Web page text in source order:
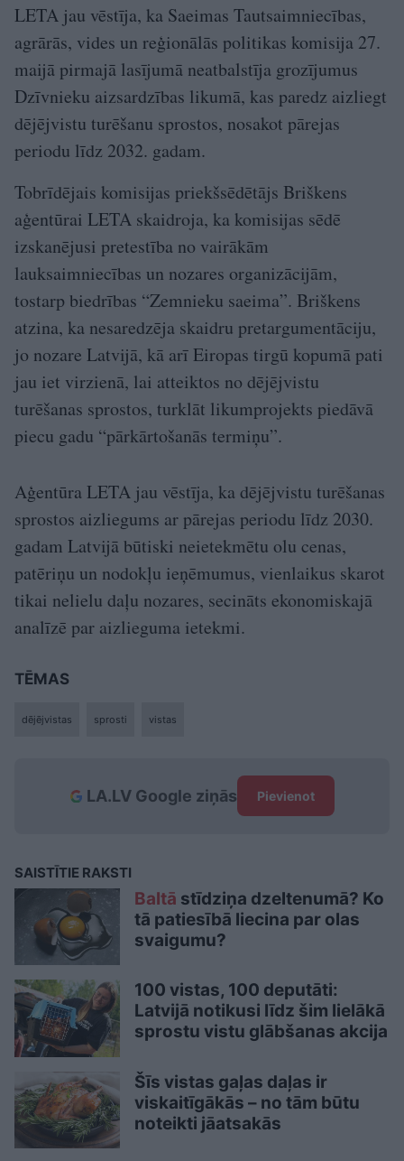
LETA jau vēstīja, ka Saeimas Tautsaimniecības,
agrārās, vides un reģionālās politikas komisija 27.
maijā pirmajā lasījumā neatbalstīja grozījumus
Dzīvnieku aizsardzības likumā, kas paredz aizliegt
dējējvistu turēšanu sprostos, nosakot pārejas
periodu līdz 2032. gadam.
Tobrīdējais komisijas priekšsēdētājs Briškens
aģentūrai LETA skaidroja, ka komisijas sēdē
izskanējusi pretestība no vairākām
lauksaimniecības un nozares organizācijām,
tostarp biedrības “Zemnieku saeima”. Briškens
atzina, ka nesaredzēja skaidru pretargumentāciju,
jo nozare Latvijā, kā arī Eiropas tirgū kopumā pati
jau iet virzienā, lai atteiktos no dējējvistu
turēšanas sprostos, turklāt likumprojekts piedāvā
piecu gadu “pārkārtošanās termiņu”.
Aģentūra LETA jau vēstīja, ka dējējvistu turēšanas
sprostos aizliegums ar pārejas periodu līdz 2030.
gadam Latvijā būtiski neietekmētu olu cenas,
patēriņu un nodokļu ieņēmumus, vienlaikus skarot
tikai nelielu daļu nozares, secināts ekonomiskajā
analīzē par aizlieguma ietekmi.
TĒMAS
dējējvistas sprosti vistas
LA.LV Google ziņās Pievienot
SAISTĪTIE RAKSTI
Baltā stīdziņa dzeltenumā? Ko
tā patiesībā liecina par olas
svaigumu?
100 vistas, 100 deputāti:
Latvijā notikusi līdz šim lielākā
sprostu vistu glābšanas akcija
Šīs vistas gaļas daļas ir
viskaitīgākās – no tām būtu
noteikti jāatsakās